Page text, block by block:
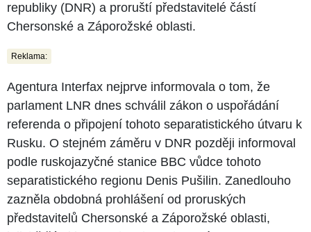
republiky (DNR) a proruští představitelé částí
Chersonské a Záporožské oblasti.
Reklama:
Agentura Interfax nejprve informovala o tom, že
parlament LNR dnes schválil zákon o uspořádání
referenda o připojení tohoto separatistického útvaru k
Rusku. O stejném záměru v DNR později informoval
podle ruskojazyčné stanice BBC vůdce tohoto
separatistického regionu Denis Pušilin. Zanedlouho
zazněla obdobná prohlášení od proruských
představitelů Chersonské a Záporožské oblasti,